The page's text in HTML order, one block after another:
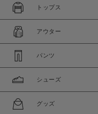
在庫
在庫あり
トップス
アウター
パンツ
シューズ
グッズ